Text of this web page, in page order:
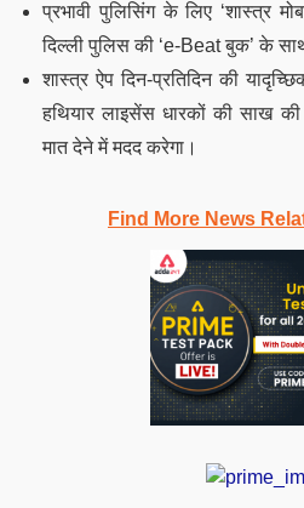
प्रभावी पुलिसिंग के लिए ‘शास्त्र
दिल्ली पुलिस की ‘e-Beat बुक’ के
शास्त्र ऐप दिन-प्रतिदिन की
हथियार लाइसेंस धारकों की साख
मात देने में मदद करेगा।
Find More News